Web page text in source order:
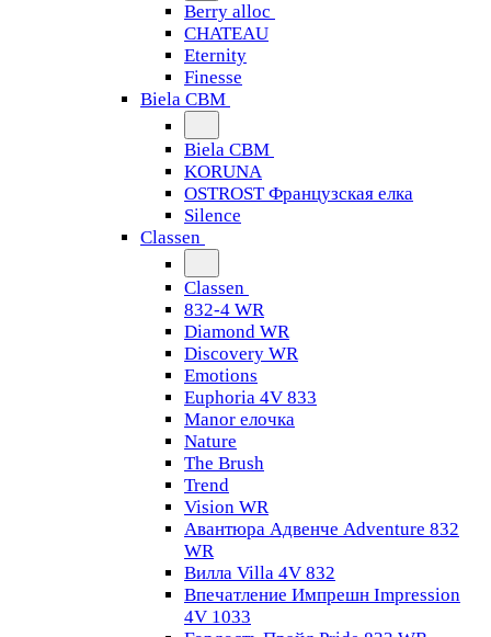
Berry alloc
CHATEAU
Eternity
Finesse
Biela CBM
Biela CBM
KORUNA
OSTROST Французская елка
Silence
Classen
Classen
832-4 WR
Diamond WR
Discovery WR
Emotions
Euphoria 4V 833
Manor елочка
Nature
The Brush
Trend
Vision WR
Авантюра Адвенче Adventure 832
WR
Вилла Villa 4V 832
Впечатление Импрешн Impression
4V 1033